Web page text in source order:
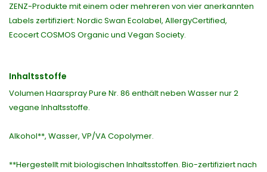
ZENZ-Produkte mit einem oder mehreren von vier anerkannten
Labels zertifiziert: Nordic Swan Ecolabel, AllergyCertified,
Ecocert COSMOS Organic und Vegan Society.
Inhaltsstoffe
Volumen Haarspray Pure Nr. 86 enthält neben Wasser nur 2
vegane Inhaltsstoffe.
Alkohol**, Wasser, VP/VA Copolymer.
**Hergestellt mit biologischen Inhaltsstoffen. Bio-zertifiziert nach